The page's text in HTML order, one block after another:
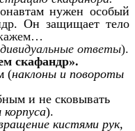
нужен особый
Он защищает тело
ответы).
скафандр».
(наклоны и повороты
и не сковывать
).
кистями рук,